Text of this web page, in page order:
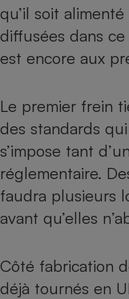
qu’il soit
diffusées dans
est encore aux
Le premier frein
des standards
s’impose tant
réglementaire.
faudra plusieurs
avant qu’elles
Côté fabrication
déjà tournés en